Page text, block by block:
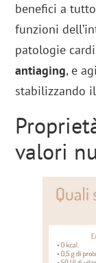
benefici a
funzioni
patologie
antiaging, e
stabilizzando
valori